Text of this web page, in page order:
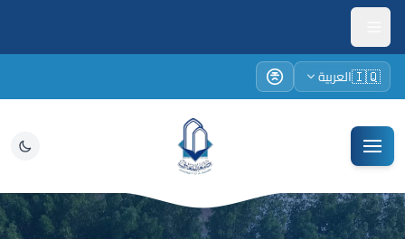
🇮🇶العربية
جامعة المعارف — الصفحة الرئيسية